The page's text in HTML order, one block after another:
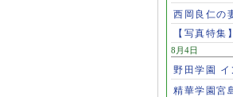
西岡良仁の
【写真特
8月4日
野田学園
精華学園宮